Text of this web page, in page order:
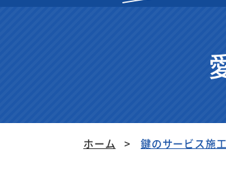
ホーム 鍵のサービス施